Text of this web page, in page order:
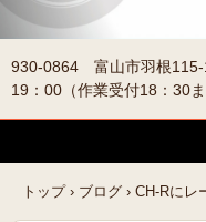
930-0864 富山市羽根
19：00（作業受付18：30
トップ › ブログ › CH-Rにレ